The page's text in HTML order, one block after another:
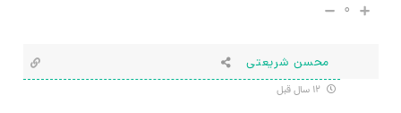
۰
محسن شریعتی